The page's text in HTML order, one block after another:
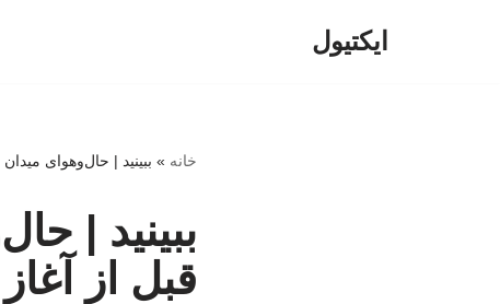
ایکتیول
خانه » ببینید | حال‌وهوای
ببینید |
قبل از